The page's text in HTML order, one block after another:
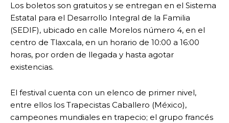
Los boletos son gratuitos y se entregan en el Sistema
Estatal para el Desarrollo Integral de la Familia
(SEDIF), ubicado en calle Morelos número 4, en el
centro de Tlaxcala, en un horario de 10:00 a 16:00
horas, por orden de llegada y hasta agotar
existencias.
El festival cuenta con un elenco de primer nivel,
entre ellos los Trapecistas Caballero (México),
campeones mundiales en trapecio; el grupo francés